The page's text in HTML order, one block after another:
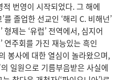
번영이 시작되었다. 그 해에
를 졸업한 선교인 ‘해리 C. 비해넌’
제는 ‘유럽’ 전역에서, 심지어
연주회를 가진 재능있는 흑인
봉사에 대한 열심이 놀라왔으며,
일원으로 기름부음받은 사실에